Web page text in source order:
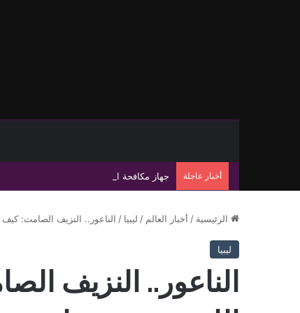
أخبار عاجلة جهاز مكافحة الهجرة غير الشرعية يضبط 15 مهاجرًا غير شرعي على سواحل الحمامة والحنية
الرئيسية / أخبار العالم / ليبيا / الناعور.. النزيف الصامت:
ليبيا
الناعور.. النزيف